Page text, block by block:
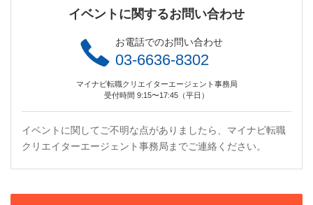
イベントに関するお問い合わせ
お電話でのお問い合わせ
03-6636-8302
マイナビ転職クリエイターエージェント事務局
受付時間 9:15〜17:45（平日）
イベントに関してご不明な点がありましたら、マイナビ転職
クリエイターエージェント事務局までご連絡ください。